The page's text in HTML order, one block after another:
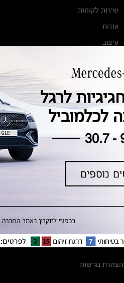
שירות לקוחות
אודות
עיצוב
מגזין מרצדס-בנץ
ספרי רכב מרצדס-בנץ
נתוני זיהום אוויר וצריכת דלק וחשמל
נתוני תווית צמיגים
מחירון חלפים
הודעה על הטבות לרכבי מרצדס בהסדר
הצהרת נגישות